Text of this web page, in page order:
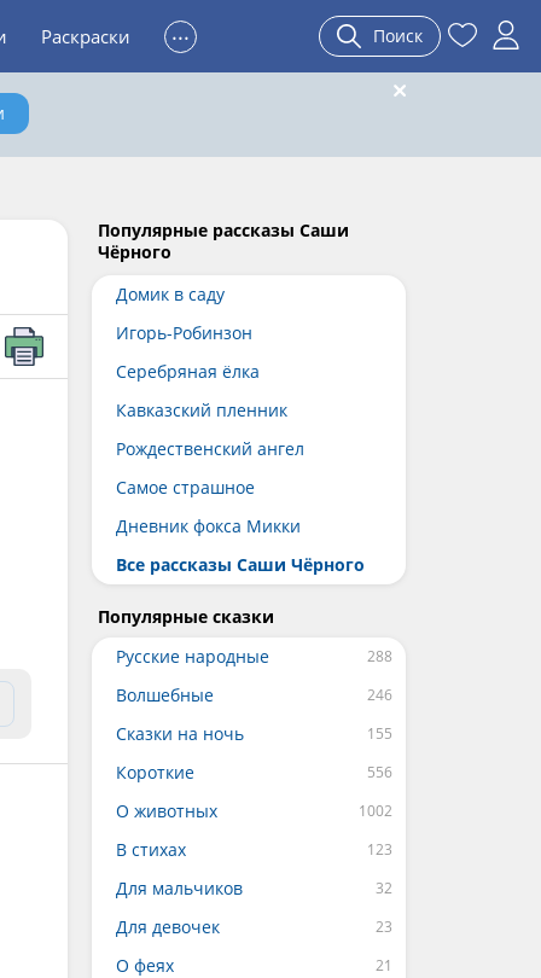
Раскраски ... Поиск
Популярные рассказы Саши
Чёрного
Домик в саду
Игорь-Робинзон
Серебряная ёлка
Кавказский пленник
Рождественский ангел
Самое страшное
Дневник фокса Микки
Все рассказы Саши Чёрного
Популярные сказки
Русские народные
Волшебные
Сказки на ночь
Короткие
О животных
В стихах
Для мальчиков
Для девочек
О феях